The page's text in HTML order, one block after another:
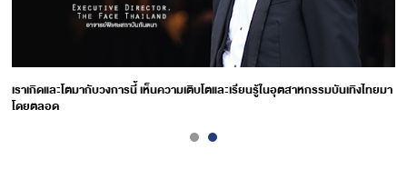
เราเกิดและโตมากับวงการนี้ เห็นความเติบโตและเรียนรู้ในอุตสาหกรรมบันเทิงไทยมา
โดยตลอด